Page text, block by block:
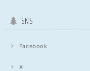
SNS
Facebook
X